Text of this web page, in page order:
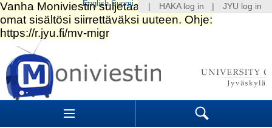
Siirry
sisältöön.
|
Siirry
navigointiin
Sections Search
HAKA log in JYU log in
English Suomi